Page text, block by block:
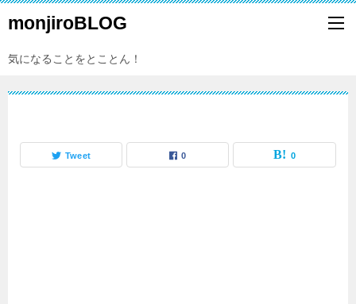
monjiroBLOG
気になることをとことん！
Tweet 0 0